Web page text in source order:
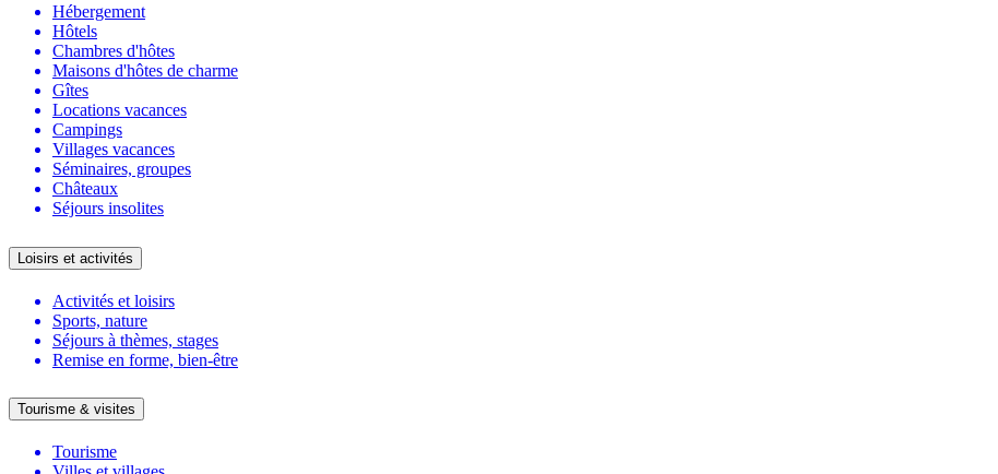
Hébergement
Hôtels
Chambres d'hôtes
Maisons d'hôtes de charme
Gîtes
Locations vacances
Campings
Villages vacances
Séminaires, groupes
Châteaux
Séjours insolites
Loisirs et activités
Activités et loisirs
Sports, nature
Séjours à thèmes, stages
Remise en forme, bien-être
Tourisme & visites
Tourisme